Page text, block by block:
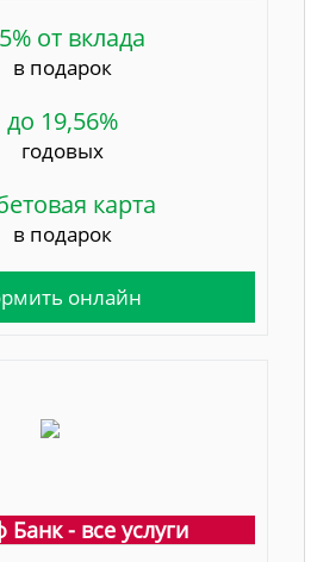
от вклада
в подарок
до 19,56%
годовых
карта
в подарок
онлайн
- все услуги